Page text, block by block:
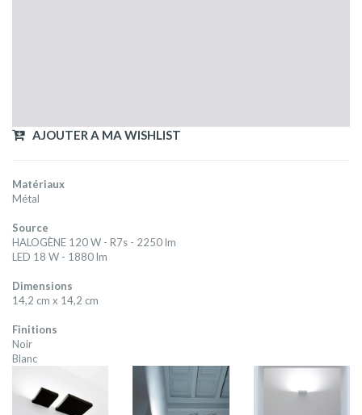
AJOUTER A MA WISHLIST
Matériaux
Métal
Source
HALOGÈNE 120 W - R7s - 2250 lm
LED 18 W - 1880 lm
Dimensions
14,2 cm x 14,2 cm
Finitions
Noir
Blanc